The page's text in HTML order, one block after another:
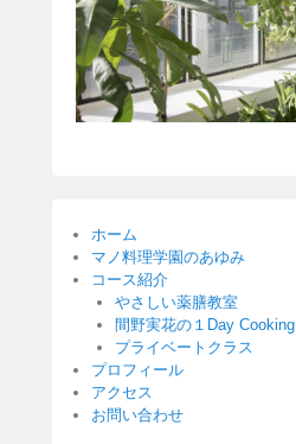
ホーム
マノ料理学園のあゆみ
コース紹介
やさしい薬膳教室
間野実花の１Day Cooking
プライベートクラス
プロフィール
アクセス
お問い合わせ